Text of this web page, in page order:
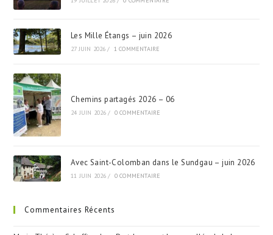
Les Mille Étangs – juin 2026
27 JUIN 2026 / 1 COMMENTAIRE
Chemins partagés 2026 – 06
24 JUIN 2026 / 0 COMMENTAIRE
Avec Saint-Colomban dans le Sundgau – juin 2026
11 JUIN 2026 / 0 COMMENTAIRE
Commentaires Récents